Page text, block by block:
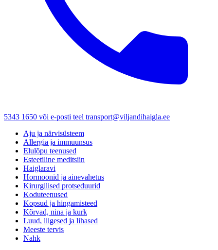
5343 1650 või e-posti teel transport@viljandihaigla.ee
Aju ja närvisüsteem
Allergia ja immuunsus
Elulõpu teenused
Esteetiline meditsiin
Haiglaravi
Hormoonid ja ainevahetus
Kirurgilised protseduurid
Koduteenused
Kopsud ja hingamisteed
Kõrvad, nina ja kurk
Luud, liigesed ja lihased
Meeste tervis
Nahk